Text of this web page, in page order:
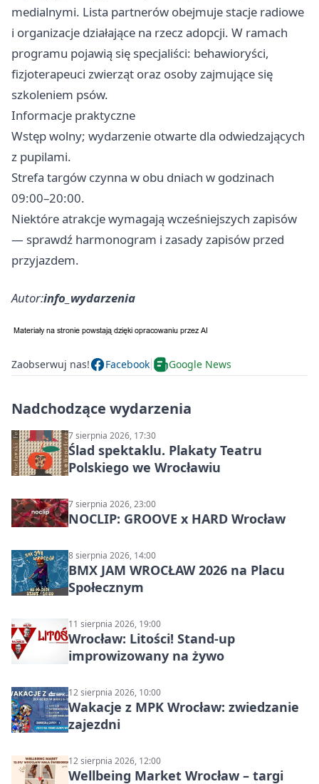
medialnymi. Lista partnerów obejmuje stacje radiowe
i organizacje działające na rzecz adopcji. W ramach
programu pojawią się specjaliści: behawioryści,
fizjoterapeuci zwierząt oraz osoby zajmujące się
szkoleniem psów.
Informacje praktyczne
Wstęp wolny; wydarzenie otwarte dla odwiedzających
z pupilami.
Strefa targów czynna w obu dniach w godzinach
09:00–20:00.
Niektóre atrakcje wymagają wcześniejszych zapisów
— sprawdź harmonogram i zasady zapisów przed
przyjazdem.
Autor:info_wydarzenia
Zaobserwuj nas! Facebook Google News
Nadchodzące wydarzenia
7 sierpnia 2026, 17:30
Ślad spektaklu. Plakaty Teatru
Polskiego we Wrocławiu
7 sierpnia 2026, 23:00
NOCLIP: GROOVE x HARD Wrocław
8 sierpnia 2026, 14:00
BMX JAM WROCŁAW 2026 na Placu
Społecznym
11 sierpnia 2026, 19:00
Wrocław: Litości! Stand-up
improwizowany na żywo
12 sierpnia 2026, 10:00
Wakacje z MPK Wrocław: zwiedzanie
zajezdni
12 sierpnia 2026, 12:00
Wellbeing Market Wrocław – targi